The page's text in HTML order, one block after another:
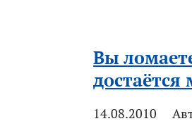
Вы
14.08.2010